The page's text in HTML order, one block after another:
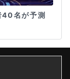
40名が予測